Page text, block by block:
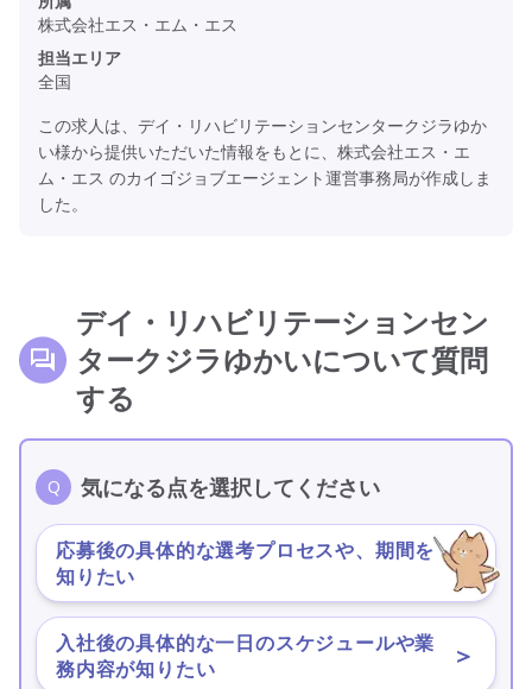
株式会社エス・エム・エス
担当エリア
全国
この求人は、デイ・リハビリテーションセンタークジラゆか
い様から提供いただいた情報をもとに、株式会社エス・エ
ム・エス のカイゴジョブエージェント運営事務局が作成しま
した。
デイ・リハビリテーションセン
タークジラゆかいについて質問
する
気になる点を選択してください
応募後の具体的な選考プロセスや、期間を
知りたい
＞
入社後の具体的な一日のスケジュールや業
務内容が知りたい
＞